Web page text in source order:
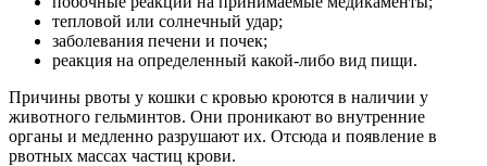
тепловой или солнечный удар;
заболевания печени и почек;
реакция на определенный какой-либо вид пищи.
Причины рвоты у кошки с кровью кроются в наличии у
животного гельминтов. Они проникают во внутренние
органы и медленно разрушают их. Отсюда и появление в
рвотных массах частиц крови.